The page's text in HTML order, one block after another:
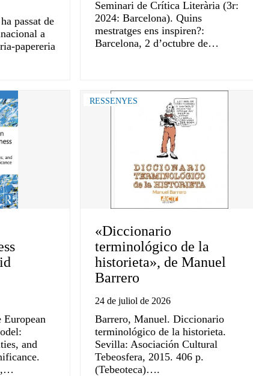
passat de
a
papereria
Seminari de Crítica Literària (3r:
2024: Barcelona). Quins
mestratges ens inspiren?:
Barcelona, 2 d’octubre de…
and
RESSENYES
«Diccionario
terminológico de la
historieta», de Manuel
Barrero
24 de juliol de 2026
Barrero, Manuel. Diccionario
terminológico de la historieta.
Sevilla: Asociación Cultural
Tebeosfera, 2015. 406 p.
(Tebeoteca)….